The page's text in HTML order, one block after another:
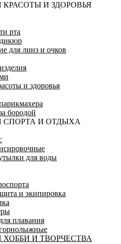
И ЗДОРОВЬЯ
рта
для линз и очков
и здоровья
бородой
СПОРТА И ОТДЫХА
для воды
и экипировка
плавания
И ТВОРЧЕСТВА